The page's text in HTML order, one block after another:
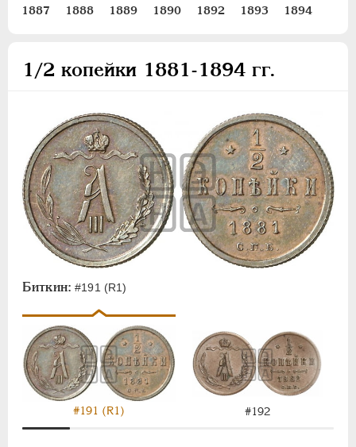
1887
1888 1889 1890 1892 1893 1894
1/2 копейки 1881-1894 гг.
Биткин: #191 (R1)
#191 (R1) #192
ПАВЕЛ I 1796-1801
АЛЕКСАНДР II 1855-1881
Золото
Серебро
Медь
5 копеек
3 копейки
2 копейки
1/2 копейки
1/4 копейки
Памятные и донативные
Пробные
Для Финляндии
Аффинажные слитки